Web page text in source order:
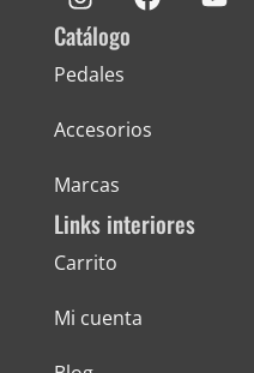
Catálogo
Pedales
Accesorios
Marcas
Links interiores
Carrito
Mi cuenta